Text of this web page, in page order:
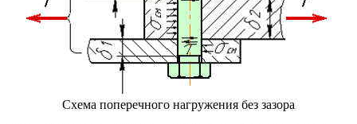
Схема поперечного нагружения без зазора